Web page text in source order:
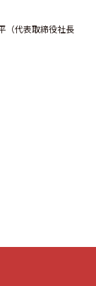
（代表取締役社長